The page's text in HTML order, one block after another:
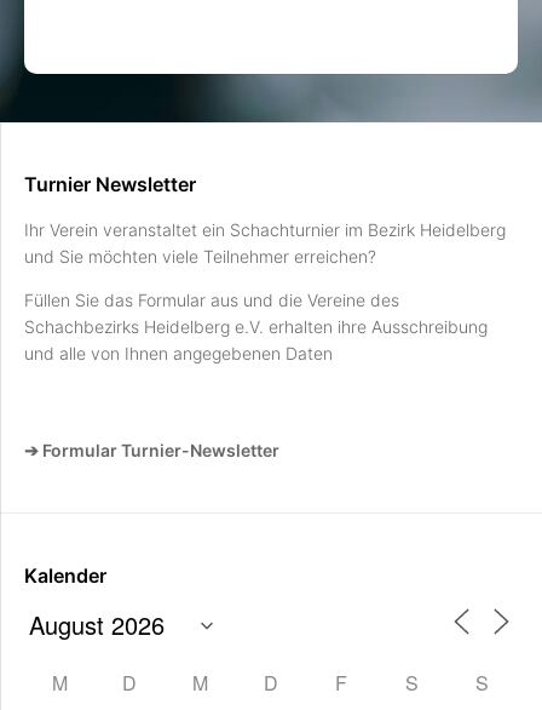
Turnier Newsletter
Ihr Verein veranstaltet ein Schachturnier im Bezirk Heidelberg
und Sie möchten viele Teilnehmer erreichen?
Füllen Sie das Formular aus und die Vereine des
Schachbezirks Heidelberg e.V. erhalten ihre Ausschreibung
und alle von Ihnen angegebenen Daten
➔ Formular Turnier-Newsletter
Kalender
M D M D F S S